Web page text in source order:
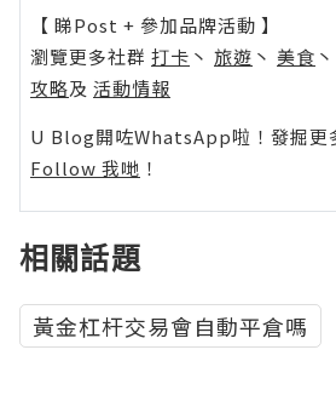
【 睇Post + 參加品牌活動 】
瀏覽更多社群 打卡 丶 旅遊 丶 美食 丶
攻略及 活動情報
U Blog開咗WhatsApp啦！發掘更
Follow 我哋 ！
相關話題
黃金杠杆交易會自動平倉嗎